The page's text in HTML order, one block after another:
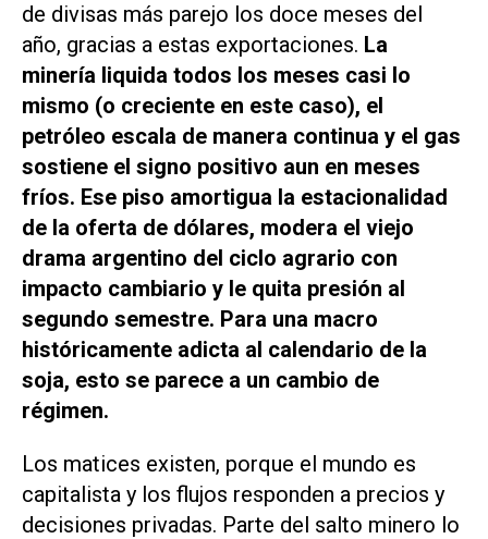
de divisas más parejo los doce meses del
año, gracias a estas exportaciones. La
minería liquida todos los meses casi lo
mismo (o creciente en este caso), el
petróleo escala de manera continua y el gas
sostiene el signo positivo aun en meses
fríos. Ese piso amortigua la estacionalidad
de la oferta de dólares, modera el viejo
drama argentino del ciclo agrario con
impacto cambiario y le quita presión al
segundo semestre. Para una macro
históricamente adicta al calendario de la
soja, esto se parece a un cambio de
régimen.
Los matices existen, porque el mundo es
capitalista y los flujos responden a precios y
decisiones privadas. Parte del salto minero lo